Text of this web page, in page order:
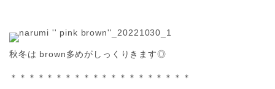
秋冬は brown多めがしっくりきます◎
＊＊＊＊＊＊＊＊＊＊＊＊＊＊＊＊＊＊＊＊